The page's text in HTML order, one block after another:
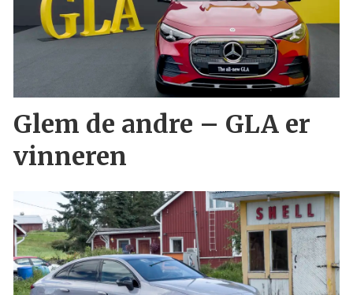
Glem de andre – GLA er
vinneren